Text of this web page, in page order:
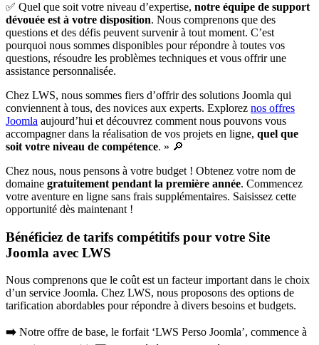
✅ Quel que soit votre niveau d’expertise, notre équipe de support
dévouée est à votre disposition. Nous comprenons que des
questions et des défis peuvent survenir à tout moment. C’est
pourquoi nous sommes disponibles pour répondre à toutes vos
questions, résoudre les problèmes techniques et vous offrir une
assistance personnalisée.
Chez LWS, nous sommes fiers d’offrir des solutions Joomla qui
conviennent à tous, des novices aux experts. Explorez nos offres
Joomla aujourd’hui et découvrez comment nous pouvons vous
accompagner dans la réalisation de vos projets en ligne, quel que
soit votre niveau de compétence. » 🔎
Chez nous, nous pensons à votre budget ! Obtenez votre nom de
domaine gratuitement pendant la première année. Commencez
votre aventure en ligne sans frais supplémentaires. Saisissez cette
opportunité dès maintenant !
Bénéficiez de tarifs compétitifs pour votre Site
Joomla avec LWS
Nous comprenons que le coût est un facteur important dans le choix
d’un service Joomla. Chez LWS, nous proposons des options de
tarification abordables pour répondre à divers besoins et budgets.
➡️ Notre offre de base, le forfait ‘LWS Perso Joomla’, commence à